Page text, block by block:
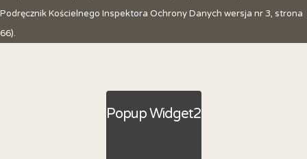
Podręcznik Kościelnego Inspektora Ochrony Danych wersja nr 3, strona
66).
Popup Widget2